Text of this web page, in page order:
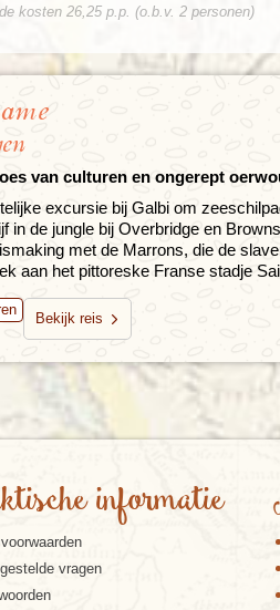
kosten 26,25 p.p. (o.b.v. 2 personen)
van culturen en ongerept
excursie bij Galbi om
in de jungle bij Overbridge en
met de Marrons, die de
aan het pittoreske Franse stadje
Bekijk reis
informatie
vragen